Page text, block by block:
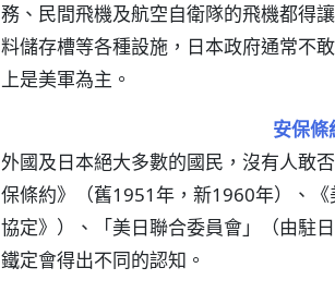
務、民間飛機及航空自衛隊的飛機都得
料儲存槽等各種設施，日本政府通常不
上是美軍為主。
安保條
外國及日本絕大多數的國民，沒有人敢
保條約》（舊1951年，新1960年）、
協定》）、「美日聯合委員會」（由駐
鐵定會得出不同的認知。